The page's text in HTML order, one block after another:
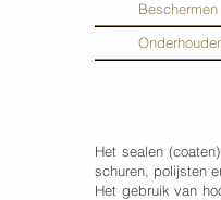
Beschermen
Het sealen
schuren, polijsten
Het gebruik van